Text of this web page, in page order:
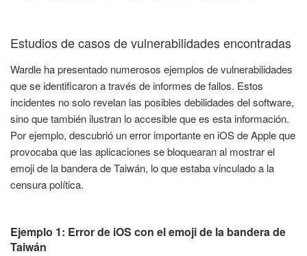
Estudios de casos de vulnerabilidades encontradas
Wardle ha presentado numerosos ejemplos de vulnerabilidades
que se identificaron a través de informes de fallos. Estos
incidentes no solo revelan las posibles debilidades del software,
sino que también ilustran lo accesible que es esta información.
Por ejemplo, descubrió un error importante en iOS de Apple que
provocaba que las aplicaciones se bloquearan al mostrar el
emoji de la bandera de Taiwán, lo que estaba vinculado a la
censura política.
Ejemplo 1: Error de iOS con el emoji de la bandera de
Taiwán